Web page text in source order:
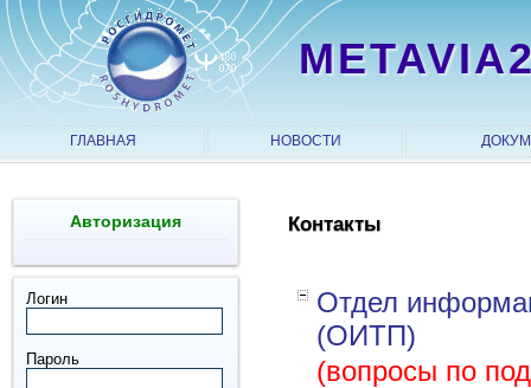
ГЛАВНАЯ НОВОСТИ
Авторизация
Логин
Пароль
Контакты
Отдел
(ОИТП)
(вопросы по